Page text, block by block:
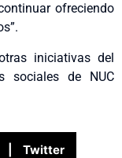
ofreciendo
iniciativas del
sociales de NUC
| Twitter